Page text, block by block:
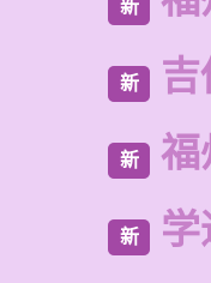
新
新
新 福
新